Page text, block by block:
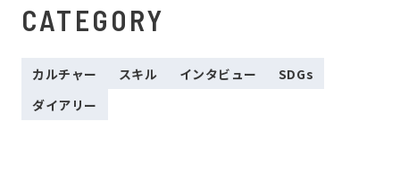
CATEGORY
カルチャー スキル インタビュー
SDGs
ダイアリー